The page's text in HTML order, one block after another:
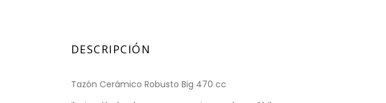
DESCRIPCIÓN
Tazón Cerámico Robusto Big 470 cc